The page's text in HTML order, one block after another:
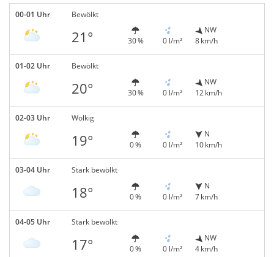
00-01 Uhr Bewölkt
21° 30 % 0 l/m²
NW
8 km/h
01-02 Uhr Bewölkt
20° 30 % 0 l/m²
NW
12 km/h
02-03 Uhr Wolkig
19° 0 % 0 l/m²
N
10 km/h
03-04 Uhr Stark bewölkt
18° 0 % 0 l/m²
N
7 km/h
04-05 Uhr Stark bewölkt
17° 0 % 0 l/m²
NW
4 km/h